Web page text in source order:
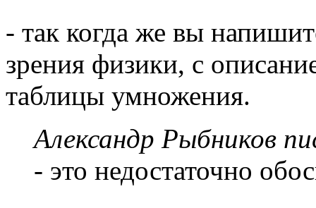
- так когда же вы
зрения физики, с
таблицы умножения.
Александр Рыбников
- это недостаточно